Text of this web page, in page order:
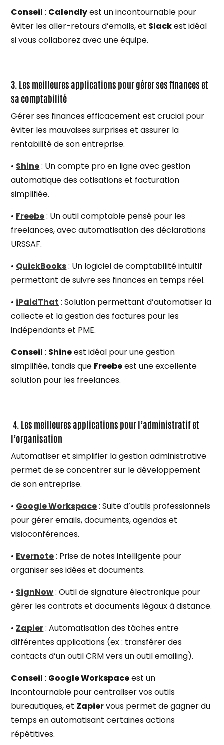
Conseil : Calendlyest un incontournable pour
éviter les aller-retours d’emails, et Slackest idéal
si vous collaborez avec une équipe.
3. Les meilleures applications pour gérer ses finances et
sa comptabilité
Gérer ses finances efficacement est crucial pour
éviter les mauvaises surprises et assurer la
rentabilité de son entreprise.
• Shine: Un compte pro en ligne avec gestion
automatique des cotisations et facturation
simplifiée.
• Freebe: Un outil comptable pensé pour les
freelances, avec automatisation des déclarations
URSSAF.
• QuickBooks: Un logiciel de comptabilité intuitif
permettant de suivre ses finances en temps réel.
• iPaidThat : Solution permettant d’automatiser la
collecte et la gestion des factures pour les
indépendants et PME.
Conseil : Shineest idéal pour une gestion
simplifiée, tandis que Freebeest une excellente
solution pour les freelances.
4. Les meilleures applications pour l’administratif et
l’organisation
Automatiser et simplifier la gestion administrative
permet de se concentrer sur le développement
de son entreprise.
• Google Workspace: Suite d’outils professionnels
pour gérer emails, documents, agendas et
visioconférences.
• Evernote: Prise de notes intelligente pour
organiser ses idées et documents.
• SignNow: Outil de signature électronique pour
gérer les contrats et documents légaux à distance.
• Zapier: Automatisation des tâches entre
différentes applications (ex : transférer des
contacts d’un outil CRM vers un outil emailing).
Conseil : Google Workspaceest un
incontournable pour centraliser vos outils
bureautiques, et Zapiervous permet de gagner du
temps en automatisant certaines actions
répétitives.